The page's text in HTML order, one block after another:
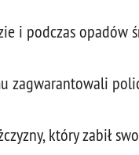
i podczas opadów
zagwarantowali
który zabił